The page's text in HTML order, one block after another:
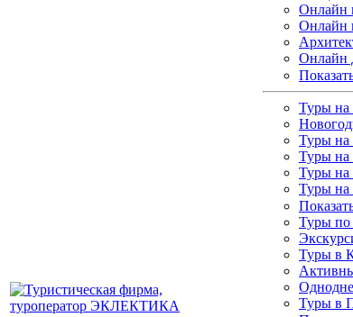
Онлайн
Онлайн
Онлайн
Туры на
Туры на
Туры на
Туры на
Туры на
Туры по
Туры в
Туры в